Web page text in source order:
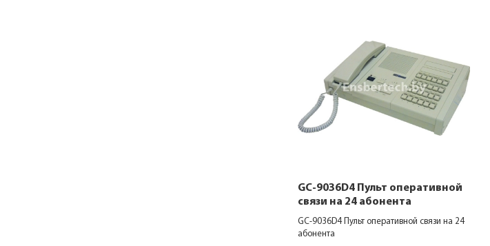
GC-9036D4 Пульт оперативной
связи на 24 абонента
GC-9036D4 Пульт оперативной связи на 24
абонента